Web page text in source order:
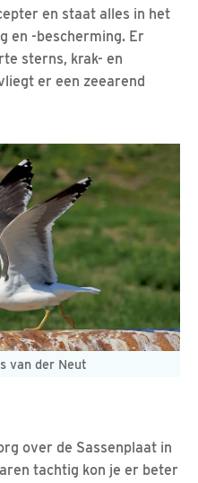
en staat alles in het
en -bescherming. Er
sterns, krak- en
er een zeearend
van der Neut
over de Sassenplaat in
tachtig kon je er beter